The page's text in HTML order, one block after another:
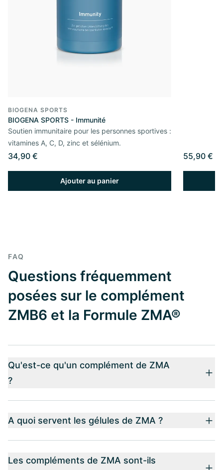
BIOGENA SPORTS
BIOGENA SPORTS - Immunité
Soutien immunitaire pour les personnes sportives :
vitamines A, C, D, zinc et sélénium.
34,90 €
Ajouter au panier
55,90 €
FAQ
Questions fréquemment
posées sur le complément
ZMB6 et la Formule ZMA®
Qu'est-ce qu'un complément de ZMA
?
A quoi servent les gélules de ZMA ?
Les compléments de ZMA sont-ils